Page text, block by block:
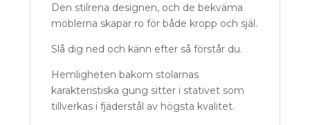
Den stilrena designen, och de bekväma
möblerna skapar ro för både kropp och själ.
Slå dig ned och känn efter så förstår du.
Hemligheten bakom stolarnas
karakteristiska gung sitter i stativet som
tillverkas i fjäderstål av högsta kvalitet.